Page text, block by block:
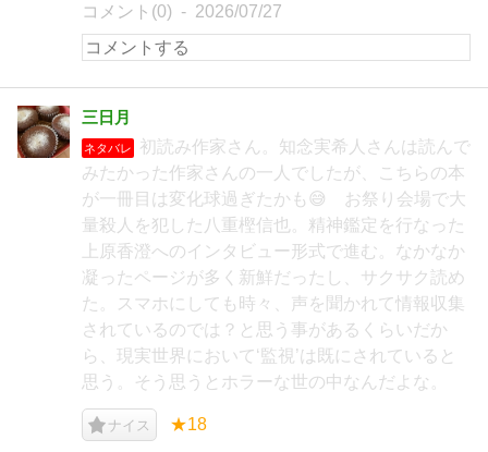
コメント(0) 2026/07/27
三日月
ネタバレ
初読み作家さん。知念実希人さんは読んで
みたかった作家さんの一人でしたが、こちらの本
が一冊目は変化球過ぎたかも😅 お祭り会場で大
量殺人を犯した八重樫信也。精神鑑定を行なった
上原香澄へのインタビュー形式で進む。なかなか
凝ったページが多く新鮮だったし、サクサク読め
た。スマホにしても時々、声を聞かれて情報収集
されているのでは？と思う事があるくらいだか
ら、現実世界において‘監視’は既にされていると
思う。そう思うとホラーな世の中なんだよな。
ナイス ★18